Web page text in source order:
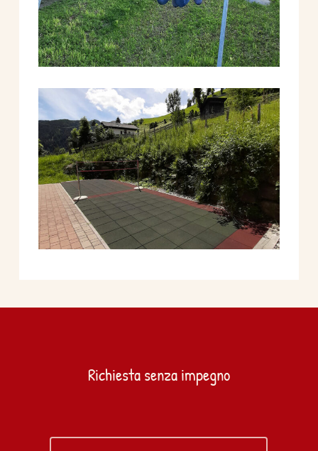
Richiesta senza impegno